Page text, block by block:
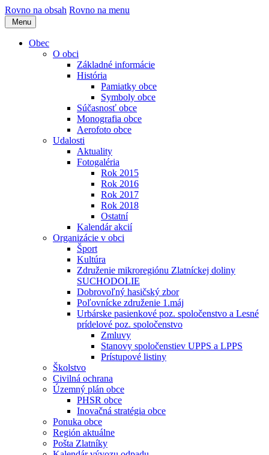
Rovno na obsah Rovno na menu
Menu
Obec
O obci
Základné informácie
História
Pamiatky obce
Symboly obce
Súčasnosť obce
Monografia obce
Aerofoto obce
Udalosti
Aktuality
Fotogaléria
Rok 2015
Rok 2016
Rok 2017
Rok 2018
Ostatní
Kalendár akcií
Organizácie v obci
Šport
Kultúra
Združenie mikroregiónu Zlatníckej doliny
SUCHODOLIE
Dobrovoľný hasičský zbor
Poľovnícke združenie 1.máj
Urbárske pasienkové poz. spoločenstvo a Lesné
prídelové poz. spoločenstvo
Zmluvy
Stanovy spoločenstiev UPPS a LPPS
Prístupové listiny
Školstvo
Civilná ochrana
Územný plán obce
PHSR obce
Inovačná stratégia obce
Ponuka obce
Región aktuálne
Pošta Zlatníky